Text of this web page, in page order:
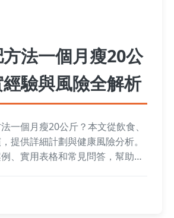
法一個月瘦20公
驗與風險全解析
一個月瘦20公斤？本文從飲食、
提供詳細計劃與健康風險分析。
、實用表格和常見問答，幫助你